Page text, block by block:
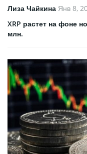
Лиза Чайкина Янв 8,
XRP растет на фоне
млн.